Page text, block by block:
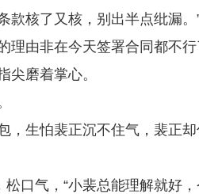
款核了又核，别出半点纰漏。
理由非在今天签署合同都不行
尖磨着掌心。
，生怕裴正沉不住气，裴正
松口气，“小裴总能理解就好